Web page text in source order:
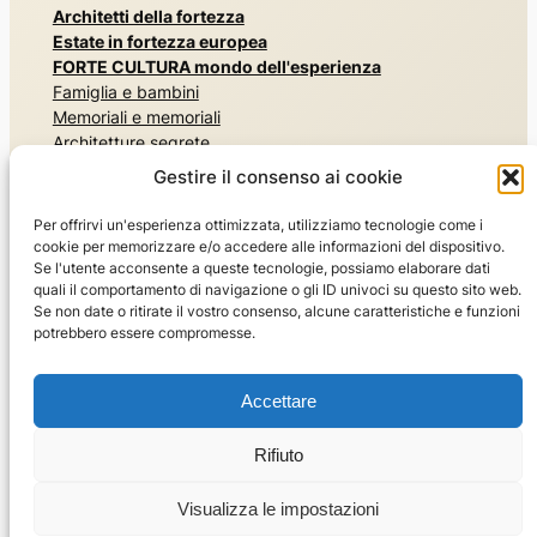
Gestire il consenso ai cookie
Per offrirvi un'esperienza ottimizzata, utilizziamo tecnologie come i
cookie per memorizzare e/o accedere alle informazioni del dispositivo.
Se l'utente acconsente a queste tecnologie, possiamo elaborare dati
quali il comportamento di navigazione o gli ID univoci su questo sito web.
Se non date o ritirate il vostro consenso, alcune caratteristiche e funzioni
potrebbero essere compromesse.
Accettare
Rifiuto
Visualizza le impostazioni
Architetti della fortezza
Estate in fortezza europea
FORTE CULTURA mondo dell'esperienza
Famiglia e bambini
Memoriali e memoriali
Architetture segrete
Esperienza di storia militare
Esperienza nella natura, nei parchi e nei giardini
Risiedere e divertirsi
Lo sport
Il mondo dei viaggi
Visite guidate
Consigli di viaggio FORTE CULTURA